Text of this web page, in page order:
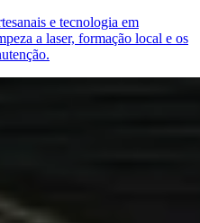
e tecnologia em
a laser, formação local e os